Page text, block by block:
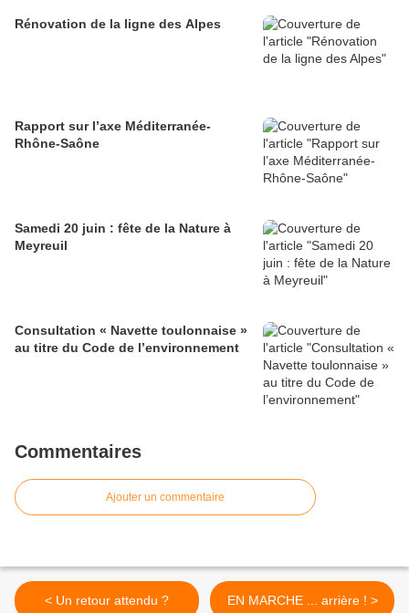
Rénovation de la ligne des Alpes
Rapport sur l’axe Méditerranée-
Rhône-Saône
Samedi 20 juin : fête de la Nature à
Meyreuil
Consultation « Navette toulonnaise »
au titre du Code de l’environnement
Commentaires
Ajouter un commentaire
< Un retour attendu ? EN MARCHE ... arrière ! >